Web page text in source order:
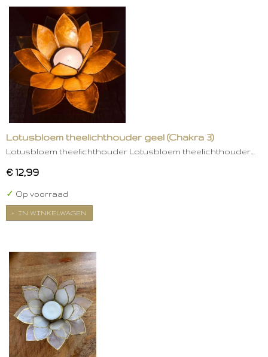
Lotusbloem theelichthouder geel (Chakra 3)
Lotusbloem theelichthouder Lotusbloem theelichthouder…
€ 12,99
✓ Op voorraad
IN WINKELWAGEN